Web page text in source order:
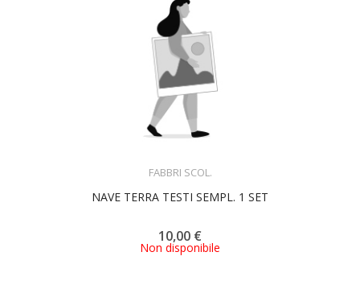
FABBRI SCOL.
NAVE TERRA TESTI SEMPL. 1 SET
10,00 €
Non disponibile